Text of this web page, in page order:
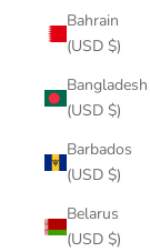
Bahrain
(USD $)
Bangladesh
(USD $)
Barbados
(USD $)
Belarus
(USD $)